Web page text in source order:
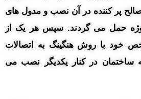
پر کننده در آن نصب و مدول های
حمل می گردند. سپس هر یک از
خود با روش هنگینگ به اتصالات
ساختمان در کنار یکدیگر نصب می